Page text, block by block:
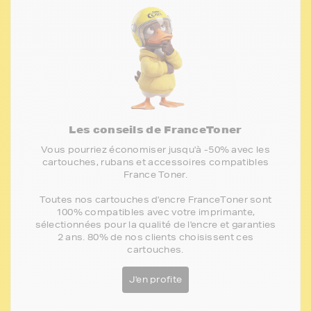
Les conseils de FranceToner
Vous pourriez économiser jusqu'à -50% avec les
cartouches, rubans et accessoires compatibles
France Toner.
Toutes nos cartouches d'encre FranceToner sont
100% compatibles avec votre imprimante,
sélectionnées pour la qualité de l'encre et garanties
2 ans. 80% de nos clients choisissent ces
cartouches.
J'en profite